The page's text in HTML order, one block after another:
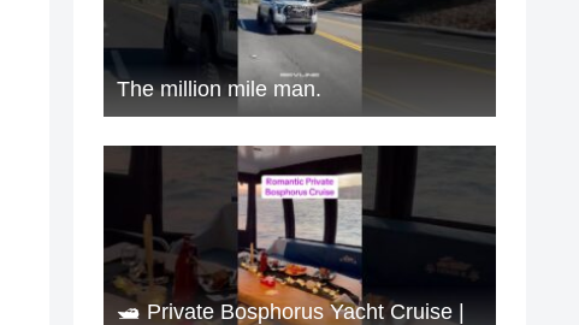
The million mile man.
🛥️ Private Bosphorus Yacht Cruise |